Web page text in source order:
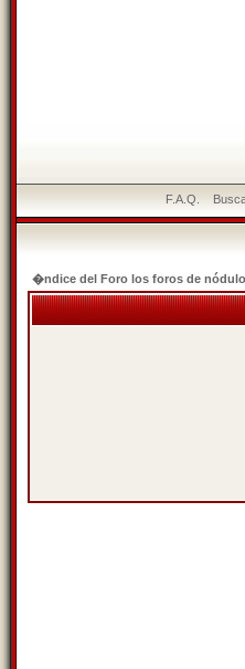
F.A.Q.
�ndice del Foro los foros de nódulo